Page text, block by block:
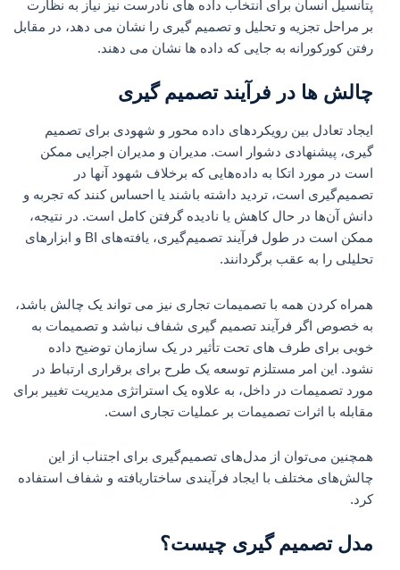
پتانسیل انسان برای انتخاب داده های نادرست نیز نیاز به نظارت
بر مراحل تجزیه و تحلیل و تصمیم گیری را نشان می دهد، در مقابل
رفتن کورکورانه به جایی که داده ها نشان می دهند.
چالش ها در فرآیند تصمیم گیری
ایجاد تعادل بین رویکردهای داده محور و شهودی برای تصمیم
گیری، پیشنهادی دشوار است. مدیران و مدیران اجرایی ممکن
است در مورد اتکا به داده‌هایی که برخلاف شهود آنها در
تصمیم‌گیری است، تردید داشته باشند یا احساس کنند که تجربه و
دانش آن‌ها در حال کاهش یا نادیده گرفتن کامل است. در نتیجه،
ممکن است در طول فرآیند تصمیم‌گیری، یافته‌های BI و ابزارهای
تحلیلی را به عقب برگردانند.
همراه کردن همه با تصمیمات تجاری نیز می تواند یک چالش باشد،
به خصوص اگر فرآیند تصمیم گیری شفاف نباشد و تصمیمات به
خوبی برای طرف های تحت تأثیر در یک سازمان توضیح داده
نشود. این امر مستلزم توسعه یک طرح برای برقراری ارتباط در
مورد تصمیمات در داخل، به علاوه یک استراتژی مدیریت تغییر برای
مقابله با اثرات تصمیمات بر عملیات تجاری است.
همچنین می‌توان از مدل‌های تصمیم‌گیری برای اجتناب از این
چالش‌های مختلف با ایجاد فرآیندی ساختاریافته و شفاف استفاده
کرد.
مدل تصمیم گیری چیست؟